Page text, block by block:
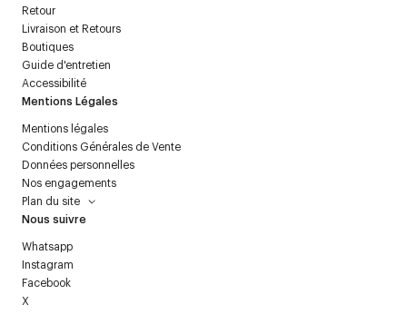
Retour
Livraison et Retours
Boutiques
Guide d'entretien
Accessibilité
Mentions Légales
Mentions légales
Conditions Générales de Vente
Données personnelles
Nos engagements
Plan du site
Nous suivre
Whatsapp
Instagram
Facebook
X